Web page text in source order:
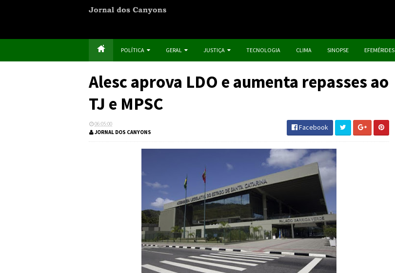
POLÍTICA GERAL JUSTIÇA TECNOLOGIA CLIMA SINOPSE EFEMÉRIDES
Alesc aprova LDO e aumenta repasses ao
TJ e MPSC
06:05:00
JORNAL DOS CANYONS
Facebook